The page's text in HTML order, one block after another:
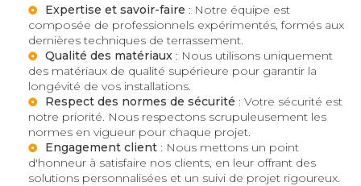
Expertise et savoir-faire : Notre équipe est
composée de professionnels expérimentés, formés aux
dernières techniques de terrassement.
Qualité des matériaux : Nous utilisons uniquement
des matériaux de qualité supérieure pour garantir la
longévité de vos installations.
Respect des normes de sécurité : Votre sécurité est
notre priorité. Nous respectons scrupuleusement les
normes en vigueur pour chaque projet.
Engagement client : Nous mettons un point
d'honneur à satisfaire nos clients, en leur offrant des
solutions personnalisées et un suivi de projet rigoureux.